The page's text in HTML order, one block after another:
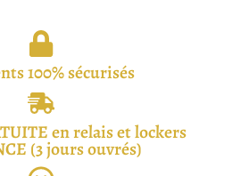
100% sécurisés
en relais et lockers
(3 jours ouvrés)